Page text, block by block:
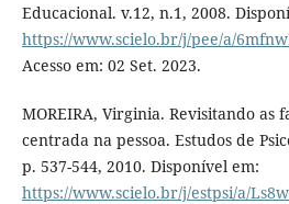
Educacional. v.12, n.1, 2008.
https://www.scielo.br/j/pee/a/
Acesso em: 02 Set. 2023.
MOREIRA, Virginia. Revisitando as
centrada na pessoa. Estudos de
p. 537-544, 2010. Disponível em:
https://www.scielo.br/j/estpsi/a/